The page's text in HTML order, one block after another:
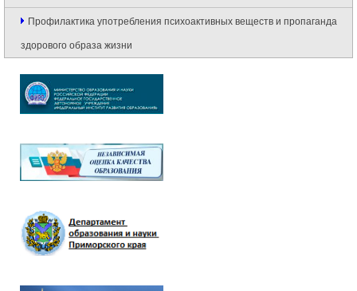
Профилактика употребления психоактивных веществ и пропаганда
здорового образа жизни